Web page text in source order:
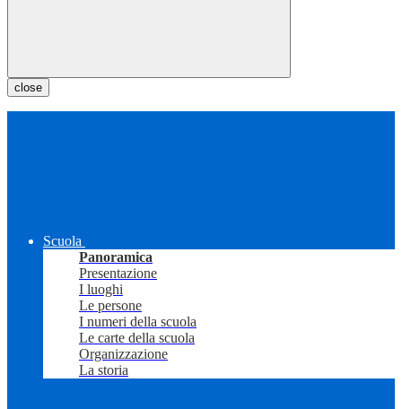
close
Scuola
Panoramica
Presentazione
I luoghi
Le persone
I numeri della scuola
Le carte della scuola
Organizzazione
La storia